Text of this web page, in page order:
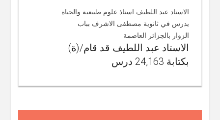
الاستاد عبد اللطيف استاذ علوم طبيعية والحياة
يدرس في ثانوية مصطفى الاشرف بباب
الزوار بالجزائر العاصمة
الاستاد عبد اللطيف قد قام/(ة)
بكتابة 24,163 درس